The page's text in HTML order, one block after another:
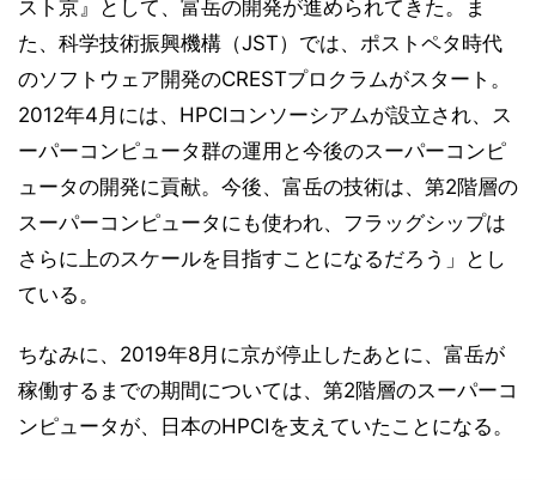
スト京』として、富岳の開発が進められてきた。ま
た、科学技術振興機構（JST）では、ポストペタ時代
のソフトウェア開発のCRESTプロクラムがスタート。
2012年4月には、HPCIコンソーシアムが設立され、ス
ーパーコンピュータ群の運用と今後のスーパーコンピ
ュータの開発に貢献。今後、富岳の技術は、第2階層の
スーパーコンピュータにも使われ、フラッグシップは
さらに上のスケールを目指すことになるだろう」とし
ている。
ちなみに、2019年8月に京が停止したあとに、富岳が
稼働するまでの期間については、第2階層のスーパーコ
ンピュータが、日本のHPCIを支えていたことになる。